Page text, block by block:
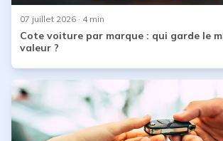
07 juillet 2026 · 4 min
Cote voiture par marque : qui garde le
valeur ?